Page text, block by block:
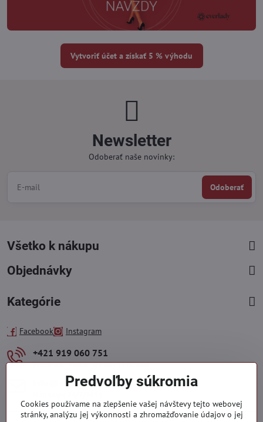
Vytvoriť účet a získať 5 % výhodu
Newsletter
Odoberať naše novinky:
Odoberať
Všetko k nákupu
Objednávky
Kategórie
Facebook Instagram
+421 919 060 751
Pondelok - Piatok : 09:00 - 15:00 hod.
info​@everlady​.eu
Predvoľby súkromia
Cookies používame na zlepšenie vašej návštevy tejto webovej
stránky, analýzu jej výkonnosti a zhromažďovanie údajov o jej